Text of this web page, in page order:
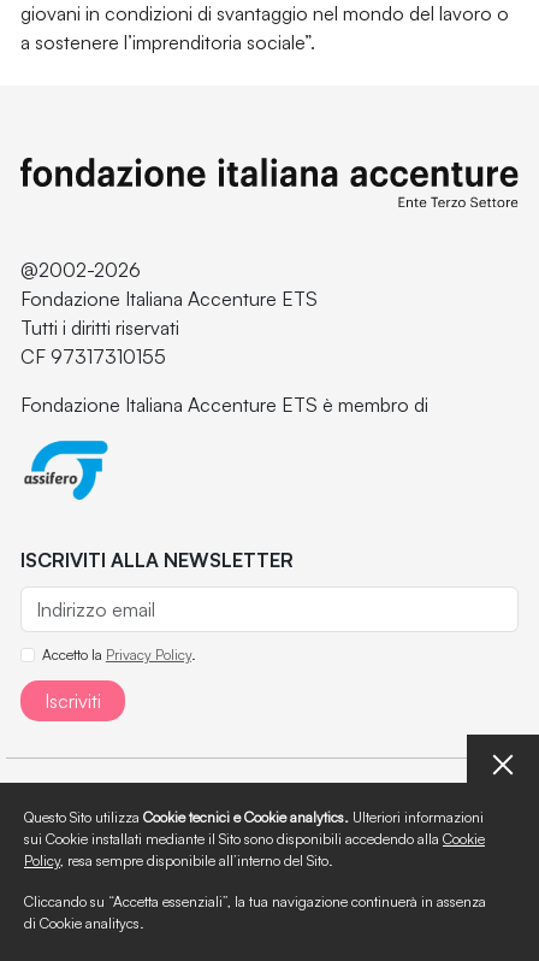
giovani in condizioni di svantaggio nel mondo del lavoro o
a sostenere l’imprenditoria sociale”.
@2002-2026
Fondazione Italiana Accenture ETS
Tutti i diritti riservati
CF 97317310155
Fondazione Italiana Accenture ETS è membro di
ISCRIVITI ALLA NEWSLETTER
Accetto la Privacy Policy.
Iscriviti
Chi siamo
Area Stampa
Documenti
Policies
Questo Sito utilizza Cookie tecnici e Cookie analytics. Ulteriori informazioni
sui Cookie installati mediante il Sito sono disponibili accedendo alla Cookie
Policy, resa sempre disponibile all’interno del Sito.
Cliccando su “Accetta essenziali”, la tua navigazione continuerà in assenza
di Cookie analitycs.